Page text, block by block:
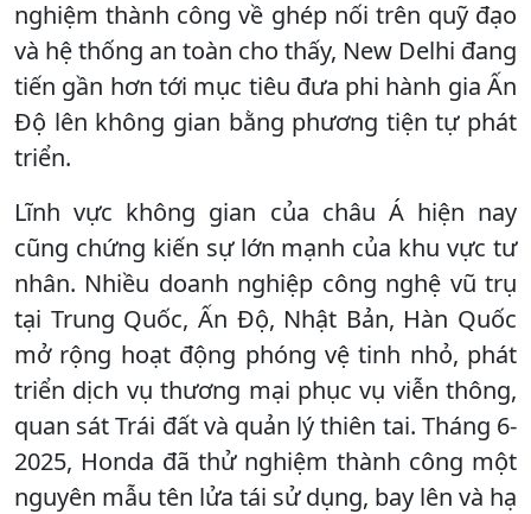
nghiệm thành công về ghép nối trên quỹ đạo
và hệ thống an toàn cho thấy, New Delhi đang
tiến gần hơn tới mục tiêu đưa phi hành gia Ấn
Độ lên không gian bằng phương tiện tự phát
triển.
Lĩnh vực không gian của châu Á hiện nay
cũng chứng kiến sự lớn mạnh của khu vực tư
nhân. Nhiều doanh nghiệp công nghệ vũ trụ
tại Trung Quốc, Ấn Độ, Nhật Bản, Hàn Quốc
mở rộng hoạt động phóng vệ tinh nhỏ, phát
triển dịch vụ thương mại phục vụ viễn thông,
quan sát Trái đất và quản lý thiên tai. Tháng 6-
2025, Honda đã thử nghiệm thành công một
nguyên mẫu tên lửa tái sử dụng, bay lên và hạ